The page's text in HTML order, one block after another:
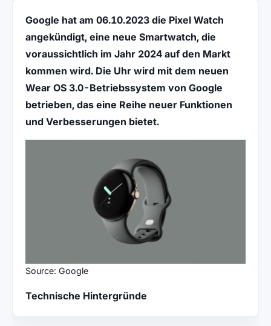
Google hat am 06.10.2023 die Pixel Watch
angekündigt, eine neue Smartwatch, die
voraussichtlich im Jahr 2024 auf den Markt
kommen wird. Die Uhr wird mit dem neuen
Wear OS 3.0-Betriebssystem von Google
betrieben, das eine Reihe neuer Funktionen
und Verbesserungen bietet.
Source: Google
Technische Hintergründe